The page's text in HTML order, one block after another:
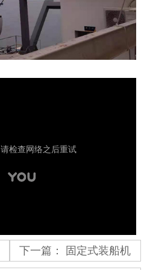
下一篇： 固定式装船机